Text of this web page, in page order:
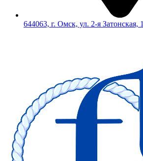
644063, г. Омск, ул. 2-я Затонская, 1